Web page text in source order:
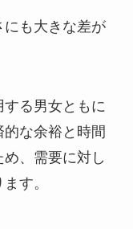
にも大きな差が
る男女ともに
な余裕と時間
、需要に対し
す。